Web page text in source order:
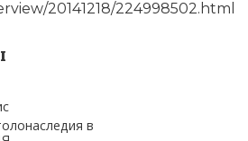
20141218/224998502.html
в